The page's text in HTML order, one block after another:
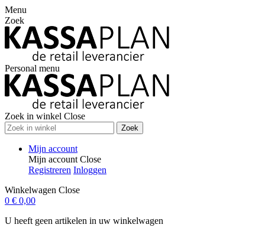
Menu
Zoek
Personal menu
Zoek in winkel Close
Zoek
Mijn account
Mijn account Close
Registreren Inloggen
Winkelwagen Close
0 € 0,00
U heeft geen artikelen in uw winkelwagen